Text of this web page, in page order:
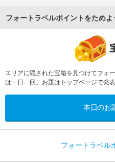
フォートラベルポイントをためよ
エリアに隠された宝箱を見つけてフォ
は一日一回。お題はトップページで発表
本日のお
フォートラベル